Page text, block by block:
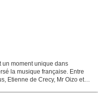
un moment unique dans
la musique française. Entre
Etienne de Crecy, Mr Oizo et